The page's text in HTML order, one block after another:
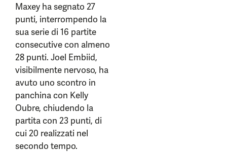
Maxey ha segnato 27
punti, interrompendo la
sua serie di 16 partite
consecutive con almeno
28 punti. Joel Embiid,
visibilmente nervoso, ha
avuto uno scontro in
panchina con Kelly
Oubre, chiudendo la
partita con 23 punti, di
cui 20 realizzati nel
secondo tempo.